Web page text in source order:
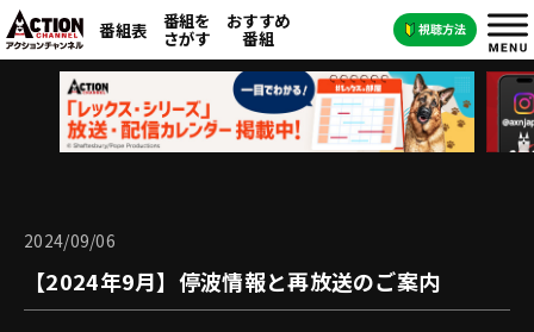
番組表 番組を
さがす
おすすめ
番組
2024/09/06
【2024年9月】停波情報と再放送のご案内